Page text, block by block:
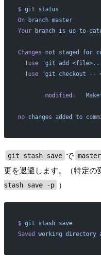
$ git status
On branch master
Your branch is up-to-
Changes not staged for
  (
use "git add
  (
use "git checkout --
        modified:
no changes added to
git stash save で master
更を退避します。（特定の
stash save -p
）
$ git stash save
Saved
working directory